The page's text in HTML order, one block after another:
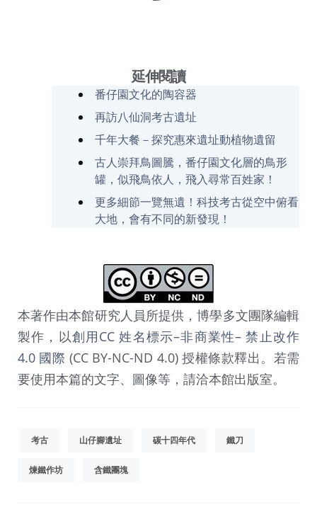
延伸閱讀
番仔園文化的陶容器
再訪八仙洞考古遺址
千年大餐－探究惠來遺址動植物遺留
古人崇拜鳥圖騰，番仔園文化層的鳥形
罐，似飛鳥依人，飛入尋常百姓家！
更多細節一覽無遺！科技考古從空中俯看
大地，會有不同的新發現！
本著作由本館研究人員所提供，博學多文團隊編輯
製作，以創用CC 姓名標示–非商業性– 禁止改作
4.0 國際 (CC BY-NC-ND 4.0) 授權條款釋出。若需
要使用本篇的文字、圖像等，請洽本館出版室。
考古 山仔腳遺址 碳十四年代 鐵刀
煉鐵作坊 含鐵團塊